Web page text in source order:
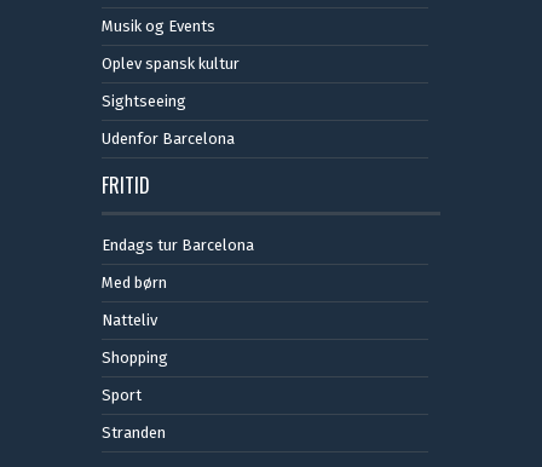
Musik og Events
Oplev spansk kultur
Sightseeing
Udenfor Barcelona
FRITID
Endags tur Barcelona
Med børn
Natteliv
Shopping
Sport
Stranden